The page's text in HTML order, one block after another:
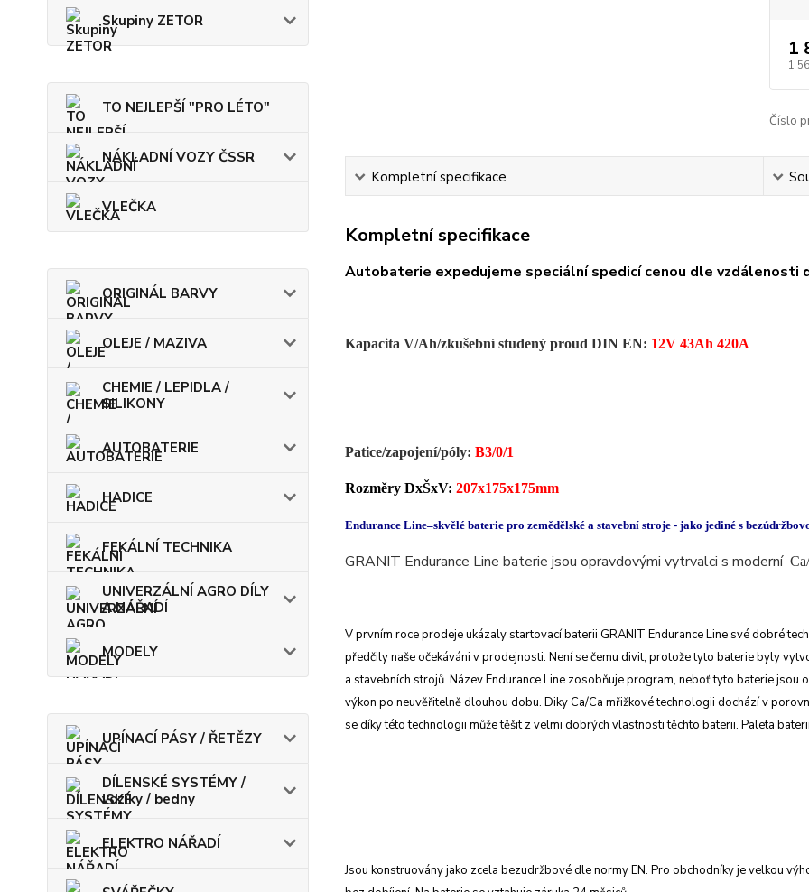
Skupiny ZETOR
TO NEJLEPŠÍ "PRO LÉTO"
NÁKLADNÍ VOZY ČSSR
VLEČKA
ORIGINÁL BARVY
OLEJE / MAZIVA
CHEMIE / LEPIDLA /
SILIKONY
AUTOBATERIE
HADICE
FEKÁLNÍ TECHNIKA
UNIVERZÁLNÍ AGRO DÍLY
A NÁŘADÍ
MODELY
UPÍNACÍ PÁSY / ŘETĚZY
DÍLENSKÉ SYSTÉMY /
vozíky / bedny
ELEKTRO NÁŘADÍ
1
1
Číslo
Kompletní specifikace
Kompletní specifikace
Autobaterie expedujeme speciální spedicí cenou dle vzdálenosti
Kapacita V/Ah/zkušební studený proud DIN EN: 12V 43Ah 420A
Patice/zapojení/póly: B3/0/1
Rozměry DxŠxV: 207x175x175mm
Endurance Line–skvělé baterie pro zemědělské a stavební stroje - jako jediné s
GRANIT Endurance Line baterie jsou opravdovými vytrvalci s moderní
V prvním roce prodeje ukázaly startovací baterii GRANIT Endurance Line své dobré
předčily naše očekáváni v prodejnosti. Neníse čemu divit, protože tyto baterie byly
a stavebních strojů. Název Endurance Line zosobňuje program, neboťtyto baterie jsou
výkon po neuvěřitelně dlouhou dobu. Diky Ca/Ca mřižkovétechnologii dochází v
se díky této technologii může těšit z velmi dobrých vlastnosti těchto baterii. Paleta
Jsou konstruovány jako zcela bezudržbové dlenormy EN. Pro obchodníky je velkou